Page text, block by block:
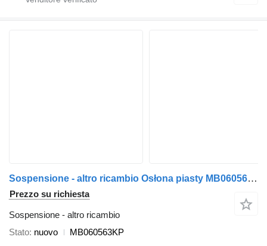
Sospensione - altro ricambio Osłona piasty MB060563KP per autobus Temsa Prestij
Prezzo su richiesta
Sospensione - altro ricambio
Stato nuovo
MB060563KP